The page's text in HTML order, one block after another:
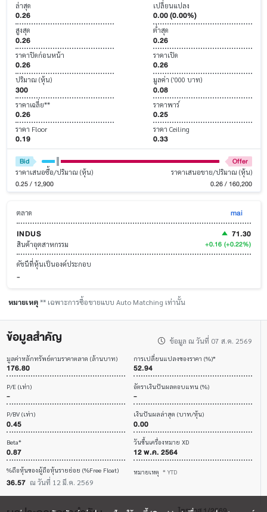
ล่าสุด
0.26
เปลี่ยนแปลง
0.00 (0.00%)
สูงสุด
0.26
ต่ำสุด
0.26
ราคาปิดก่อนหน้า
0.26
ราคาเปิด
0.26
ปริมาณ (หุ้น)
300
มูลค่า ('000 บาท)
0.08
ราคาเฉลี่ย**
0.26
ราคาพาร์
0.25
ราคา Floor
0.19
ราคา Ceiling
0.33
Bid Offer
ราคาเสนอซื้อ/ปริมาณ (หุ้น)
0.25 / 12,900
ราคาเสนอขาย/ปริมาณ (หุ้น)
0.26 / 160,200
ตลาด
mai
INDUS
สินค้าอุตสาหกรรม
71.30
+0.16 (+0.22%)
ดัชนีที่หุ้นเป็นองค์ประกอบ
-
หมายเหตุ** เฉพาะการซื้อขายแบบ Auto Matching เท่านั้น
ข้อมูลสำคัญ ข้อมูล ณ วันที่ 07 ส.ค. 2569
มูลค่าหลักทรัพย์ตามราคาตลาด (ล้านบาท)
176.80
การเปลี่ยนแปลงของราคา (%)*
52.94
P/E (เท่า)
-
อัตราเงินปันผลตอบแทน (%)
-
P/BV (เท่า)
0.45
เงินปันผลล่าสุด (บาท/หุ้น)
0.00
Beta*
0.87
วันขึ้นเครื่องหมาย XD
12 พ.ค. 2564
%ถือหุ้นของผู้ถือหุ้นรายย่อย (%Free Float)
36.57 ณ วันที่ 12 มี.ค. 2569
หมายเหตุ * YTD